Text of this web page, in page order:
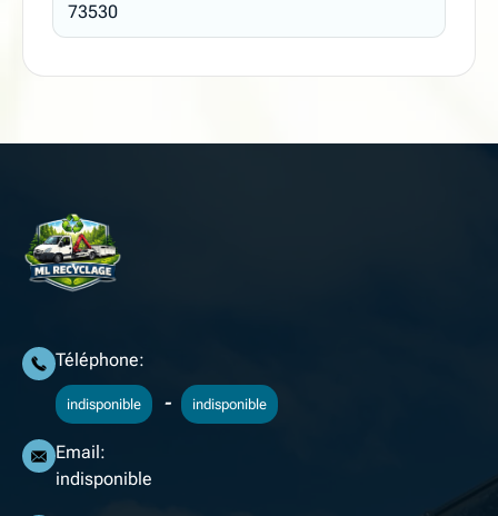
73530
Téléphone:
indisponible - indisponible
Email:
indisponible